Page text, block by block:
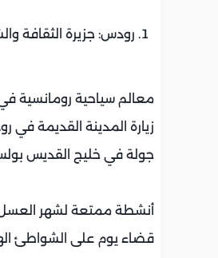
رودس: جزيرة الثقافة
معالم سياحية رومانسية
زيارة المدينة القديمة
جولة في خليج القديس
أنشطة ممتعة لشهر
قضاء يوم على الشواطئ